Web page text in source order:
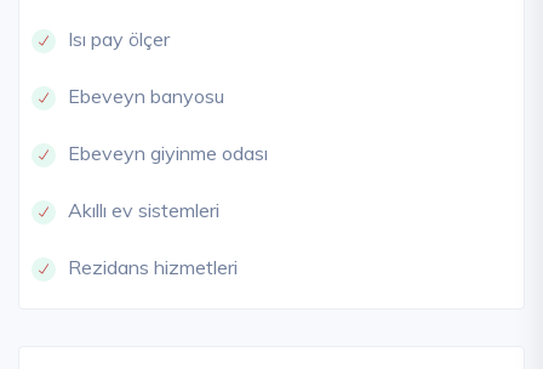
Isı pay ölçer
Ebeveyn banyosu
Ebeveyn giyinme odası
Akıllı ev sistemleri
Rezidans hizmetleri